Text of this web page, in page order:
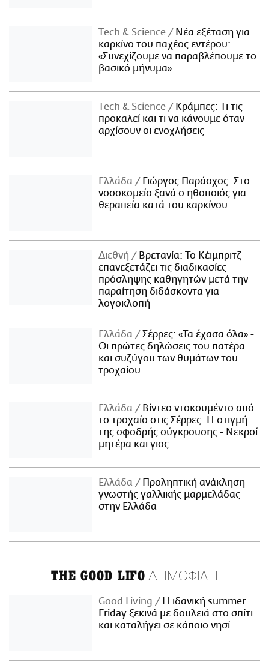
Τech & Science
Νέα εξέταση για
καρκίνο του παχέος εντέρου:
«Συνεχίζουμε να παραβλέπουμε το
βασικό μήνυμα»
Τech & Science
Κράμπες: Τι τις
προκαλεί και τι να κάνουμε όταν
αρχίσουν οι ενοχλήσεις
Ελλάδα
Γιώργος Παράσχος: Στο
νοσοκομείο ξανά ο ηθοποιός για
θεραπεία κατά του καρκίνου
Διεθνή
Βρετανία: Το Κέιμπριτζ
επανεξετάζει τις διαδικασίες
πρόσληψης καθηγητών μετά την
παραίτηση διδάσκοντα για
λογοκλοπή
Ελλάδα
Σέρρες: «Τα έχασα όλα» -
Οι πρώτες δηλώσεις του πατέρα
και συζύγου των θυμάτων του
τροχαίου
Ελλάδα
Βίντεο ντοκουμέντο από
το τροχαίο στις Σέρρες: Η στιγμή
της σφοδρής σύγκρουσης - Νεκροί
μητέρα και γιος
Ελλάδα
Προληπτική ανάκληση
γνωστής γαλλικής μαρμελάδας
στην Ελλάδα
THE GOOD LIFO ΔΗΜΟΦΙΛΗ
Good Living
Η ιδανική summer
Friday ξεκινά με δουλειά στο σπίτι
και καταλήγει σε κάποιο νησί